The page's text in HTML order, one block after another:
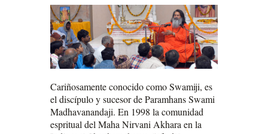
Cariñosamente conocido como Swamiji, es
el discípulo y sucesor de Paramhans Swami
Madhavanandaji. En 1998 la comunidad
espritual del Maha Nirvani Akhara en la